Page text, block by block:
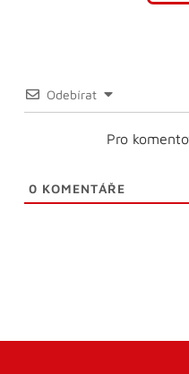
Odebírat
Pro
0 KOMENTÁŘE